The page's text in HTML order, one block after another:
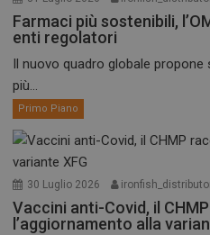
Farmaci più sostenibili,
enti regolatori
Il nuovo quadro globale
più...
Primo Piano
30 Luglio 2026
Vaccini anti-Covid, il
l’aggiornamento alla